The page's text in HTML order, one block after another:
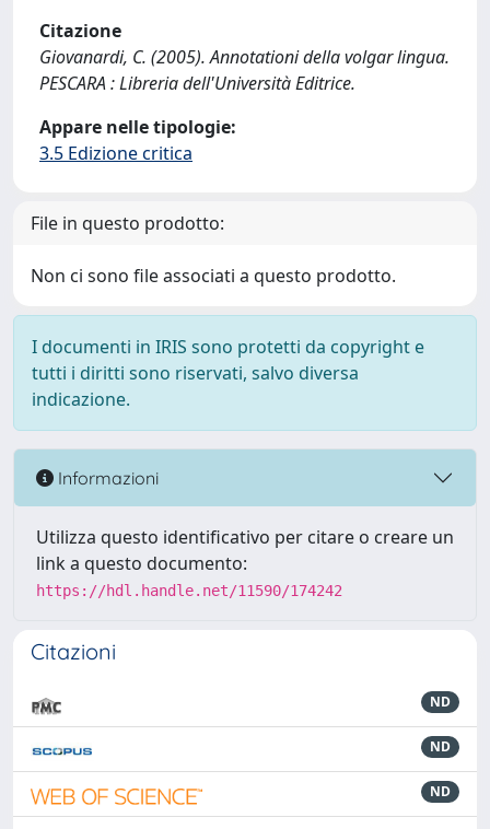
Citazione
Giovanardi, C. (2005). Annotationi della volgar lingua.
PESCARA : Libreria dell'Università Editrice.
Appare nelle tipologie:
3.5 Edizione critica
File in questo prodotto:
Non ci sono file associati a questo prodotto.
I documenti in IRIS sono protetti da copyright e
tutti i diritti sono riservati, salvo diversa
indicazione.
Informazioni
Utilizza questo identificativo per citare o creare un
link a questo documento:
https://hdl.handle.net/11590/174242
Citazioni
ND
ND
ND